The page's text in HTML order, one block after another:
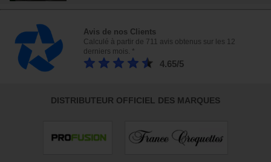
Avis de nos Clients
Calculé à partir de 711 avis obtenus sur les 12
derniers mois. *
4.65/5
DISTRIBUTEUR OFFICIEL DES MARQUES